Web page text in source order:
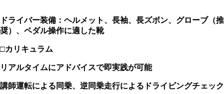
ドライバー装備：ヘルメット、長袖、長ズボン、グローブ（推
奨）、ペダル操作に適した靴
□カリキュラム
リアルタイムにアドバイスで即実践が可能
講師運転による同乗、逆同乗走行によるドライビングチェック